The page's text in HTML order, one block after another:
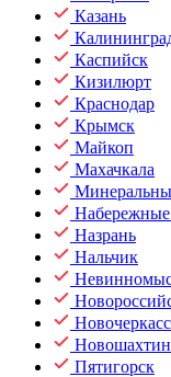
Казань
Каспийск
Кизилюрт
Краснодар
Крымск
Майкоп
Махачкала
Назрань
Нальчик
Пятигорск